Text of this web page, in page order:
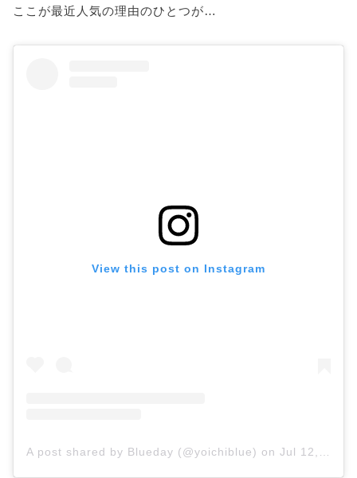
ここが最近人気の理由のひとつが…
View this post on Instagram
A post shared by Blueday (@yoichiblue) on Jul 12, 2020 at 8:45pm PDT